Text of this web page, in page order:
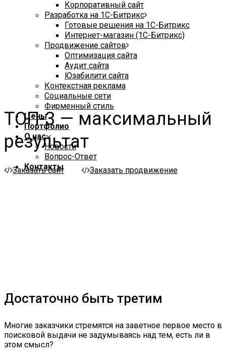
Корпоративный сайт
Разработка на 1С-Битрикс
Готовые решения на 1С-Битрикс
Интернет-магазин (1С-Битрикс)
Продвижение сайтов
Оптимизация сайта
Аудит сайта
Юзабилити сайта
Контекстная реклама
Социальные сети
Фирменный стиль
Цены
Портфолио
О нас
Новости
Вопрос-Ответ
Контакты
ТОП-3 — максимальный
результат
Заказать сайт Заказать продвижение
Достаточно быть третим
Многие заказчики стремятся на заветное первое место в
поисковой выдачи не задумываясь над тем, есть ли в
этом смысл?